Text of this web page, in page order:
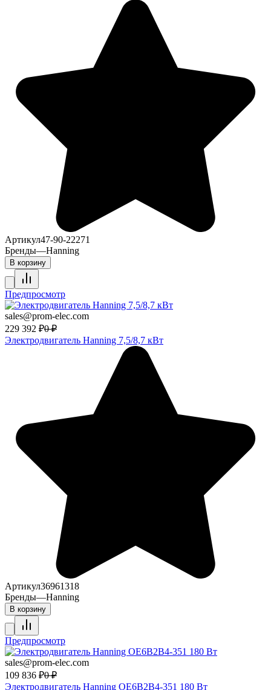
Артикул47-90-22271
Бренды—Hanning
В корзину
Предпросмотр
sales@prom-elec.com
229 392 ₽0 ₽
Электродвигатель Hanning 7,5/8,7 кВт
Артикул36961318
Бренды—Hanning
В корзину
Предпросмотр
sales@prom-elec.com
109 836 ₽0 ₽
Электродвигатель Hanning OE6B2B4-351 180 Вт